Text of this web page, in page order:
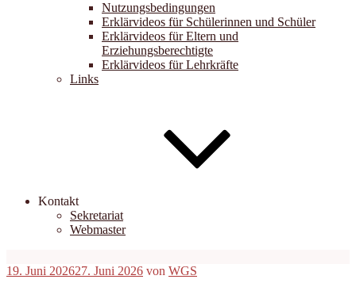
Nutzungsbedingungen
Erklärvideos für Schülerinnen und Schüler
Erklärvideos für Eltern und
Erziehungsberechtigte
Erklärvideos für Lehrkräfte
Links
Kontakt
Sekretariat
Webmaster
Veröffentlicht
19. Juni 202627. Juni 2026 von WGS